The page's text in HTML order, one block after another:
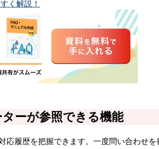
く解説！
ーが参照できる機能
履歴を把握できます。一度問い合わせ